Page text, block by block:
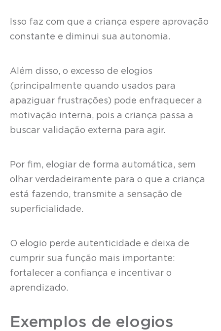
Isso faz com que a criança espere aprovação
constante e diminui sua autonomia.
Além disso, o excesso de elogios
(principalmente quando usados para
apaziguar frustrações) pode enfraquecer a
motivação interna, pois a criança passa a
buscar validação externa para agir.
Por fim, elogiar de forma automática, sem
olhar verdadeiramente para o que a criança
está fazendo, transmite a sensação de
superficialidade.
O elogio perde autenticidade e deixa de
cumprir sua função mais importante:
fortalecer a confiança e incentivar o
aprendizado.
Exemplos de elogios